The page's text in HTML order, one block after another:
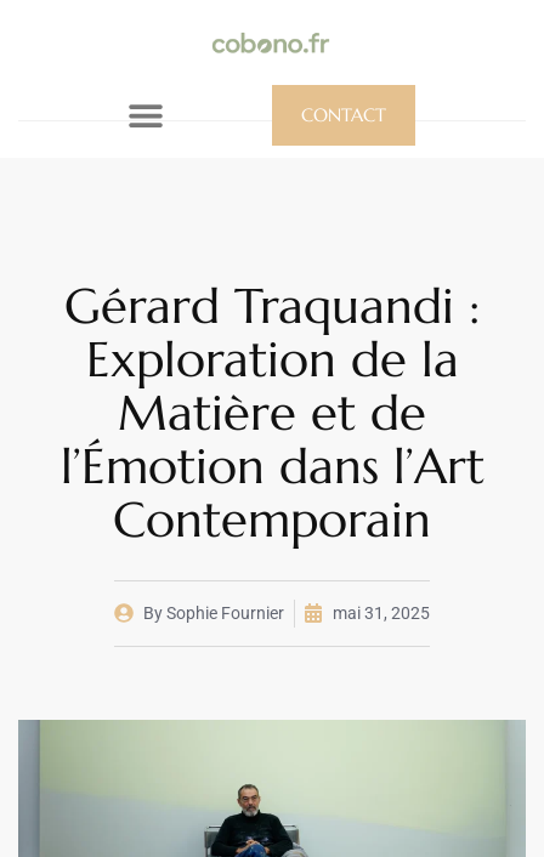
CONTACT
Gérard Traquandi :
Exploration de la
Matière et de
l’Émotion dans l’Art
Contemporain
BySophie Fournier mai 31, 2025